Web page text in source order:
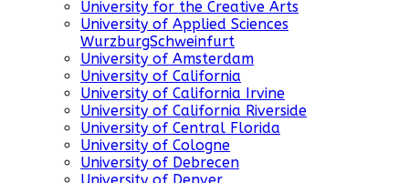
University for the Creative Arts
University of Applied Sciences
WurzburgSchweinfurt
University of Amsterdam
University of California
University of California Irvine
University of California Riverside
University of Central Florida
University of Cologne
University of Debrecen